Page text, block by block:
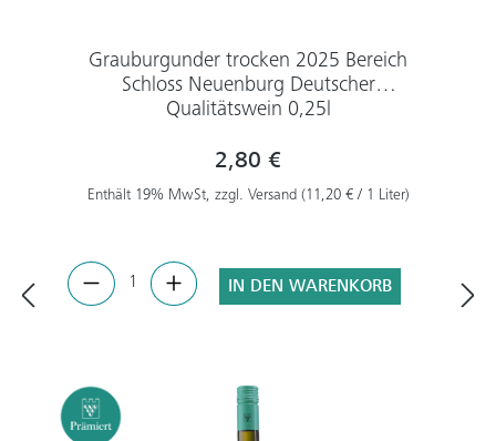
Grauburgunder trocken 2025 Bereich
Schloss Neuenburg Deutscher
Qualitätswein 0,25l
2,80 €
Enthält 19% MwSt, zzgl. Versand (11,20 € / 1 Liter)
IN DEN WARENKORB